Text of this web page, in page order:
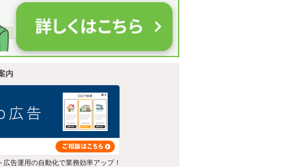
内
広告運用の自動化で業務効率アップ！